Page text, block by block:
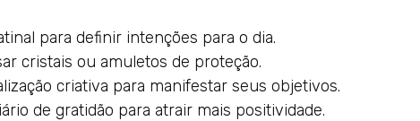
para definir intenções para o dia.
cristais ou amuletos de proteção.
criativa para manifestar seus objetivos.
de gratidão para atrair mais positividade.